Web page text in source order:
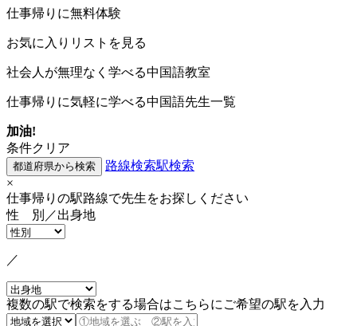
仕事帰りに無料体験
お気に入りリストを見る
社会人が無理なく学べる中国語教室
仕事帰りに気軽に学べる中国語先生一覧
加油!
条件クリア
路線検索駅検索
×
仕事帰りの駅路線で先生をお探しください
性 別／出身地
／
複数の駅で検索をする場合はこちらにご希望の駅を入力